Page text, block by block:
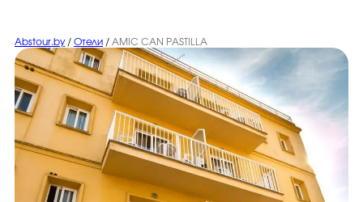
Abstour.by / Отели / AMIC CAN PASTILLA